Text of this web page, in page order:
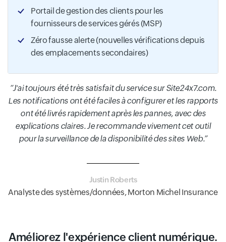
Portail de gestion des clients pour les
fournisseurs de services gérés (MSP)
Zéro fausse alerte (nouvelles vérifications depuis
des emplacements secondaires)
J'ai toujours été très satisfait du service sur Site24x7.com.
Les notifications ont été faciles à configurer et les rapports
ont été livrés rapidement après les pannes, avec des
explications claires. Je recommande vivement cet outil
pour la surveillance de la disponibilité des sites Web.
Justin Roberts
Analyste des systèmes/données, Morton Michel Insurance
Améliorez l'expérience client numérique.